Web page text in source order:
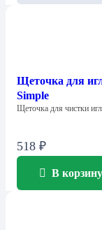
Щеточка для
Simple
Щеточка для чистки
518 ₽
В корзину